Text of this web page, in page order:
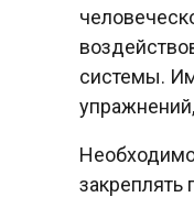
системы.
Необходимо
закреплять